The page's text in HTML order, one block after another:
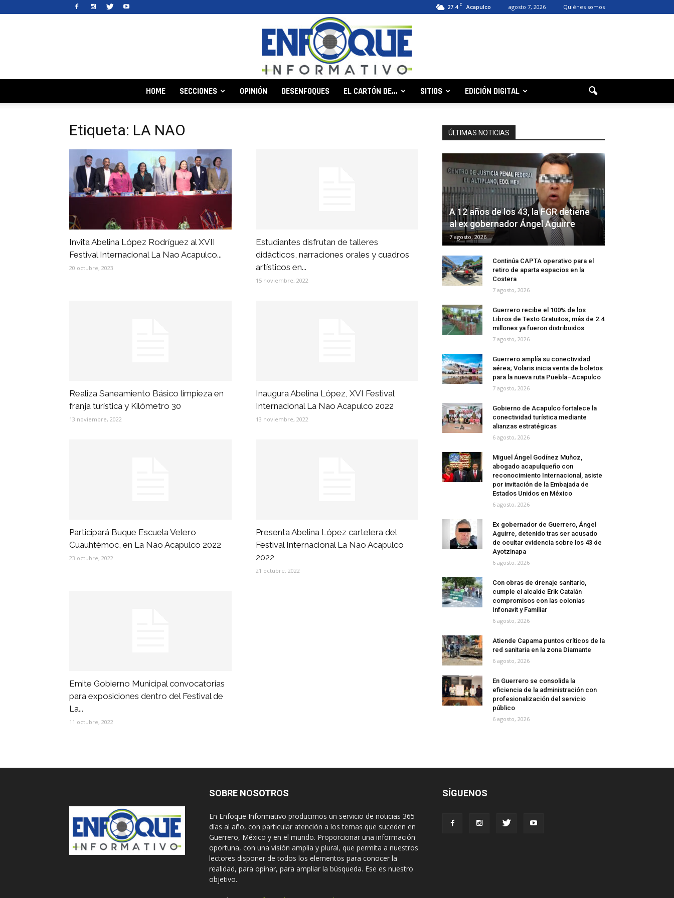
27.4 C Acapulco agosto 7, 2026 Quiénes somos
HOME SECCIONES OPINIÓN DESENFOQUES EL CARTÓN DE… SITIOS EDICIÓN DIGITAL
Etiqueta: LA NAO
Invita Abelina López Rodríguez al XVII
Festival Internacional La Nao Acapulco...
20 octubre, 2023
Estudiantes disfrutan de talleres
didácticos, narraciones orales y cuadros
artísticos en...
15 noviembre, 2022
Realiza Saneamiento Básico limpieza en
franja turística y Kilómetro 30
13 noviembre, 2022
Inaugura Abelina López, XVI Festival
Internacional La Nao Acapulco 2022
13 noviembre, 2022
Participará Buque Escuela Velero
Cuauhtémoc, en La Nao Acapulco 2022
23 octubre, 2022
Presenta Abelina López cartelera del
Festival Internacional La Nao Acapulco
2022
21 octubre, 2022
Emite Gobierno Municipal convocatorias
para exposiciones dentro del Festival de
La...
11 octubre, 2022
ÚLTIMAS NOTICIAS
A 12 años de los 43, la FGR detiene
al ex gobernador Ángel Aguirre
7 agosto, 2026
Continúa CAPTA operativo para el
retiro de aparta espacios en la
Costera
7 agosto, 2026
Guerrero recibe el 100% de los
Libros de Texto Gratuitos; más de 2.4
millones ya fueron distribuidos
7 agosto, 2026
Guerrero amplía su conectividad
aérea; Volaris inicia venta de boletos
para la nueva ruta Puebla–Acapulco
7 agosto, 2026
Gobierno de Acapulco fortalece la
conectividad turística mediante
alianzas estratégicas
6 agosto, 2026
Miguel Ángel Godínez Muñoz,
abogado acapulqueño con
reconocimiento Internacional, asiste
por invitación de la Embajada de
Estados Unidos en México
6 agosto, 2026
Ex gobernador de Guerrero, Ángel
Aguirre, detenido tras ser acusado
de ocultar evidencia sobre los 43 de
Ayotzinapa
6 agosto, 2026
Con obras de drenaje sanitario,
cumple el alcalde Erik Catalán
compromisos con las colonias
Infonavit y Familiar
6 agosto, 2026
Atiende Capama puntos críticos de la
red sanitaria en la zona Diamante
6 agosto, 2026
En Guerrero se consolida la
eficiencia de la administración con
profesionalización del servicio
público
6 agosto, 2026
SOBRE NOSOTROS
En Enfoque Informativo producimos un servicio de noticias 365
días al año, con particular atención a los temas que suceden en
Guerrero, México y en el mundo. Proporcionar una información
oportuna, con una visión amplia y plural, que permita a nuestros
lectores disponer de todos los elementos para conocer la
realidad, para opinar, para ampliar la búsqueda. Ese es nuestro
objetivo.
SÍGUENOS